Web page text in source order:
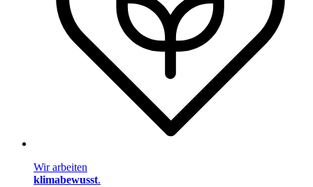
Wir arbeiten
klimabewusst.